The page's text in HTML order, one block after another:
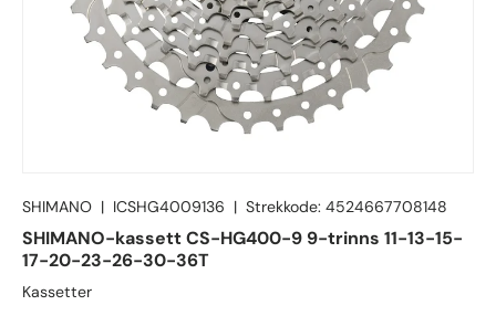
SHIMANO | ICSHG4009136 | Strekkode: 4524667708148
SHIMANO-kassett CS-HG400-9 9-trinns 11-13-15-
17-20-23-26-30-36T
Kassetter